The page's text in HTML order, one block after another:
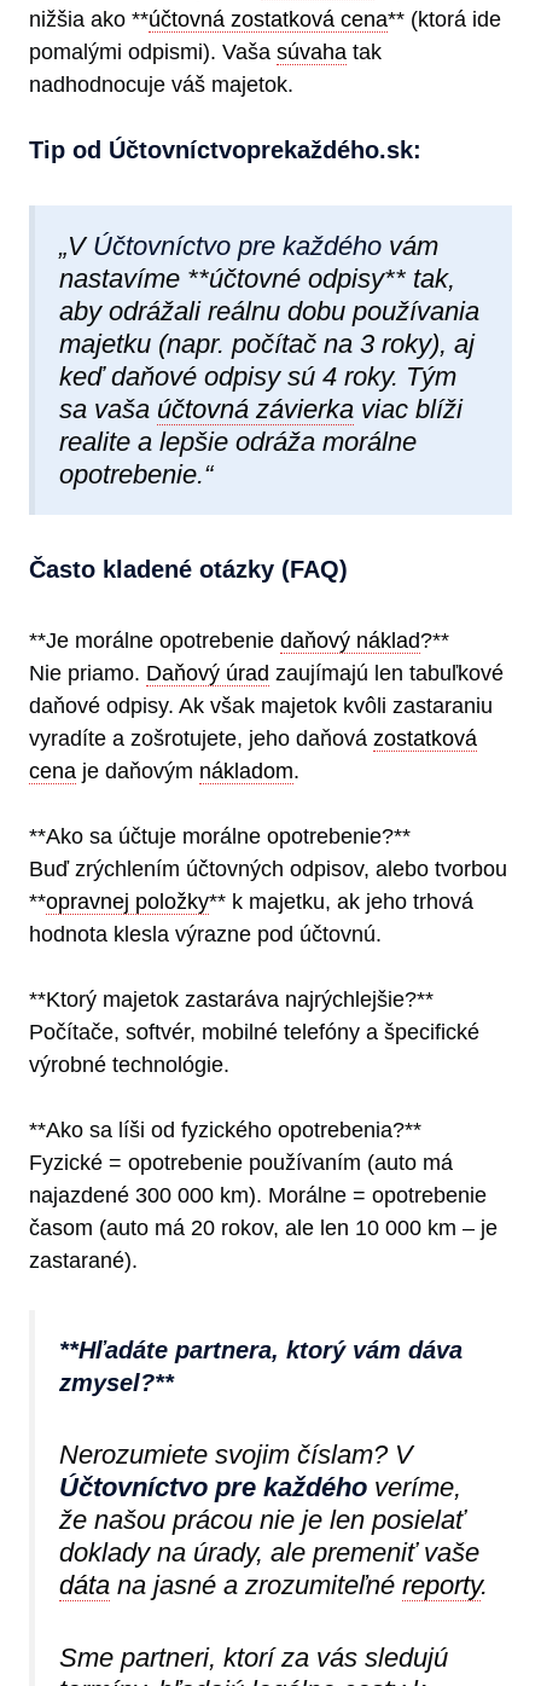
nižšia ako **účtovná zostatková cena** (ktorá ide
pomalými odpismi). Vaša súvaha tak
nadhodnocuje váš majetok.
Tip od Účtovníctvoprekaždéh​o.sk:
„V Účtovníctvo pre každého vám
nastavíme **účtovné odpisy** tak,
aby odrážali reálnu dobu používania
majetku (napr. počítač na 3 roky), aj
keď daňové odpisy sú 4 roky. Tým
sa vaša účtovná závierka viac blíži
realite a lepšie odráža morálne
opotrebenie.“
Často kladené otázky (FAQ)
**Je morálne opotrebenie daňový náklad?**
Nie priamo. Daňový úrad zaujímajú len tabuľkové
daňové odpisy. Ak však majetok kvôli zastaraniu
vyradíte a zošrotujete, jeho daňová zostatková
cena je daňovým nákladom.
**Ako sa účtuje morálne opotrebenie?**
Buď zrýchlením účtovných odpisov, alebo tvorbou
**opravnej položky** k majetku, ak jeho trhová
hodnota klesla výrazne pod účtovnú.
**Ktorý majetok zastaráva najrýchlejšie?**
Počítače, softvér, mobilné telefóny a špecifické
výrobné technológie.
**Ako sa líši od fyzického opotrebenia?**
Fyzické = opotrebenie používaním (auto má
najazdené 300 000 km). Morálne = opotrebenie
časom (auto má 20 rokov, ale len 10 000 km – je
zastarané).
**Hľadáte partnera, ktorý vám dáva
zmysel?**
Nerozumiete svojim číslam? V
Účtovníctvo pre každého veríme,
že našou prácou nie je len posielať
doklady na úrady, ale premeniť vaše
dáta na jasné a zrozumiteľné reporty.
Sme partneri, ktorí za vás sledujú